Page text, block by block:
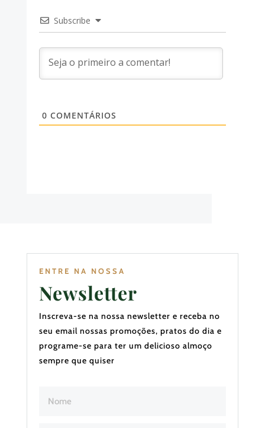
Subscribe
0 COMENTÁRIOS
ENTRE NA NOSSA
Newsletter
Inscreva-se na nossa newsletter e receba no
seu email nossas promoções, pratos do dia e
programe-se para ter um delicioso almoço
sempre que quiser